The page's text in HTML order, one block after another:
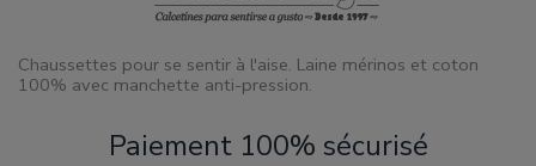
Chaussettes pour se sentir à l'aise. Laine mérinos et coton
100% avec manchette anti-pression.
Paiement 100% sécurisé